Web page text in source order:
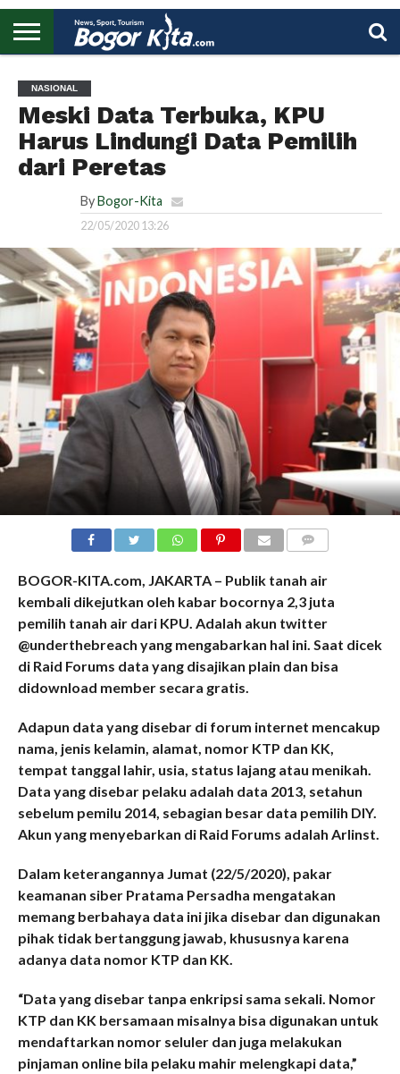
UTAMA
NASIONAL
Meski Data Terbuka, KPU
Harus Lindungi Data Pemilih
dari Peretas
By Bogor-Kita
22/05/2020 13:26
BOGOR-KITA.com, JAKARTA – Publik tanah air
kembali dikejutkan oleh kabar bocornya 2,3 juta
pemilih tanah air dari KPU. Adalah akun twitter
@underthebreach yang mengabarkan hal ini. Saat dicek
di Raid Forums data yang disajikan plain dan bisa
didownload member secara gratis.
Adapun data yang disebar di forum internet mencakup
nama, jenis kelamin, alamat, nomor KTP dan KK,
tempat tanggal lahir, usia, status lajang atau menikah.
Data yang disebar pelaku adalah data 2013, setahun
sebelum pemilu 2014, sebagian besar data pemilih DIY.
Akun yang menyebarkan di Raid Forums adalah Arlinst.
Dalam keterangannya Jumat (22/5/2020), pakar
keamanan siber Pratama Persadha mengatakan
memang berbahaya data ini jika disebar dan digunakan
pihak tidak bertanggung jawab, khususnya karena
adanya data nomor KTP dan KK.
“Data yang disebar tanpa enkripsi sama sekali. Nomor
KTP dan KK bersamaan misalnya bisa digunakan untuk
mendaftarkan nomor seluler dan juga melakukan
pinjaman online bila pelaku mahir melengkapi data,”